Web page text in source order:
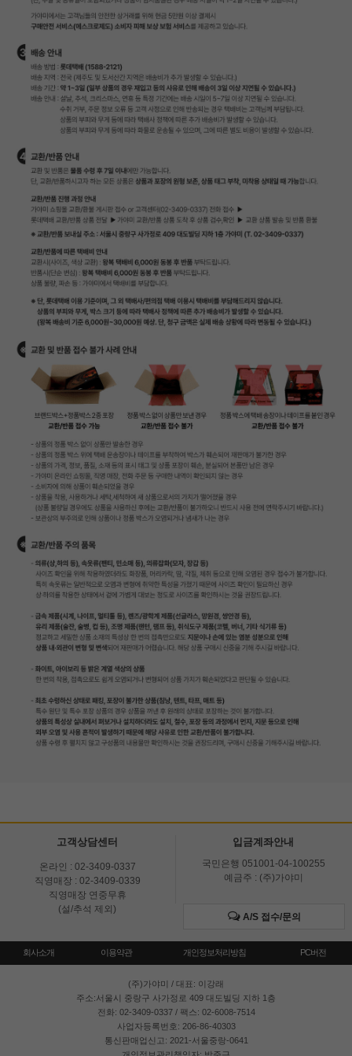
고객상담센터
온라인 : 02-3409-0337
직영매장 : 02-3409-0339
직영매장 연중무휴
(설/추석 제외)
입금계좌안내
국민은행 051001-04-100255
예금주 : (주)가야미
A/S 접수/문의
회사소개 이용약관 개인정보처리방침 PC버전
(주)가야미 / 대표: 이강래
주소:서울시 중랑구 사가정로 409 대도빌딩 지하 1층
전화: 02-3409-0337 / 팩스: 02-6008-7514
사업자등록번호: 206-86-40303
통신판매업신고: 2021-서울중랑-0641